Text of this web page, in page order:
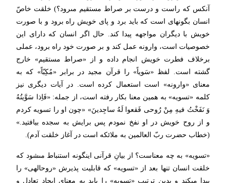
آنكس كه راست و درست بر صراط مستقیم مى‏رود؟) خلقت خاصّ
انسان بگونه‏اى است كه باید برد و پاى خویش راه برود و با صورت
خویش با دیگران مواجهه پیدا كند. حال اگر انسان كه داراى این
خصوصیات است، وارونه عمل كند و بر صورت خود راه برود، عملى
برخلاف فطرت خویش انجام داده و از «صراط مستقیم» خارج
گشته است. لفظ «سَویاً» را قرآن مجید در برابر «مُكِبّاً» كه به
معناى «وارونه» است استعمال كرده است. در آیات دیگرى نیز
كلمه «تسویه» به همین معنا بكار رفته است، از جمله: «فَاِذا سَوَّیتُهُ
وَ نَفَخْتُ فیهِ مِنْ رُوحى فَقعوا لَهُ ساجِدینَ» «چون او را تسویه كردم
و از روح خویش در او نفخ نمودم پس برایش به سجده بیافتید.»
(خطاب حضرت ربّ العالمین به ملائكه است در آغاز خلقت آدم).
«تسویه» به چه معناست؟ از بیانِ قرآنى اینگونه استنباط مى‏شود كه
خلقت انسان تنها بعد از «تسویه» كه قابلیت پذیرش «روح‏الهى» را
پیدا مى‏كند و بدین ترتیب «تسویه» را باید به معناى ایجاد تعادل و